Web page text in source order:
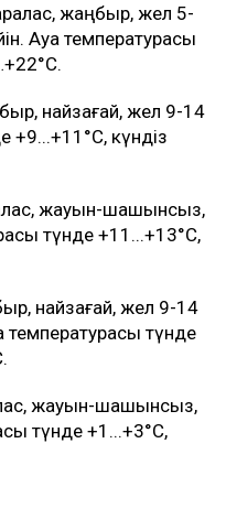
жаңбыр, жел 5-
Ауа температурасы
найзағай, жел 9-14
+9...+11°C, күндіз
жауын-шашынсыз,
түнде +11...+13°C,
найзағай, жел 9-14
температурасы түнде
жауын-шашынсыз,
түнде +1...+3°C,